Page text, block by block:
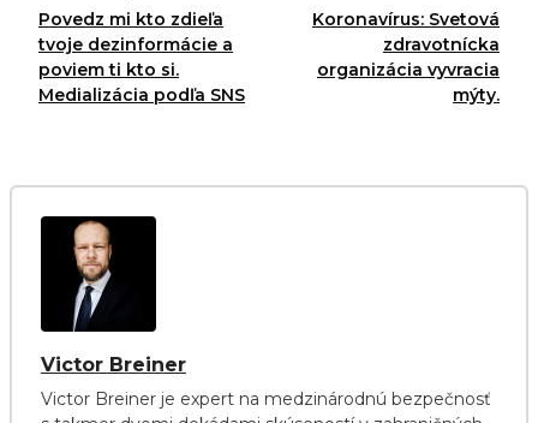
Povedz mi kto zdieľa
tvoje dezinformácie a
poviem ti kto si.
Medializácia podľa SNS
Koronavírus: Svetová
zdravotnícka
organizácia vyvracia
mýty.
Victor Breiner
Victor Breiner je expert na medzinárodnú bezpečnosť